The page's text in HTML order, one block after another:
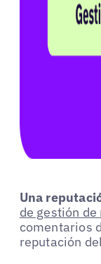
Una
de gestión
comentarios
reputación